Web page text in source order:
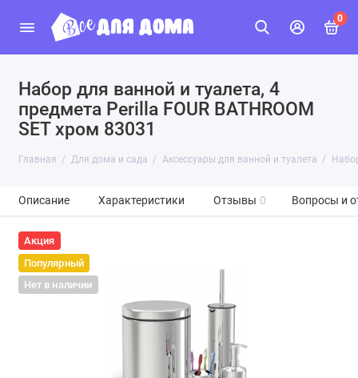
0
Набор для ванной и туалета, 4
предмета Perilla FOUR BATHROOM
SET хром 83031
Главная Для дома и сада Аксессуары для ванной и туалета
Описание Характеристики Отзывы 0 Вопросы и
Акция
Популярный
Нет в наличии